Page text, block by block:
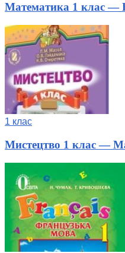
Математика 1 клас —
1 клас
Мистецтво 1 клас —